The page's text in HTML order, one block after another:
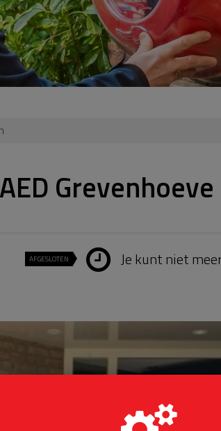
AFGESLOTEN Je kunt niet